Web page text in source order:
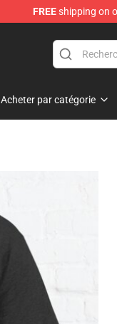
FREEshipping on
Acheter par catégorie